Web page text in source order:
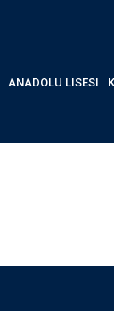
ANADOLU LISESI